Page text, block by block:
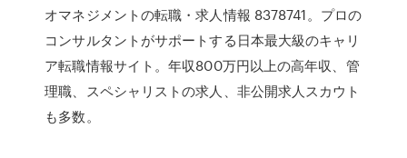
オマネジメントの転職・求人情報 8378741。プロの
コンサルタントがサポートする日本最大級のキャリ
ア転職情報サイト。年収800万円以上の高年収、管
理職、スペシャリストの求人、非公開求人スカウト
も多数。